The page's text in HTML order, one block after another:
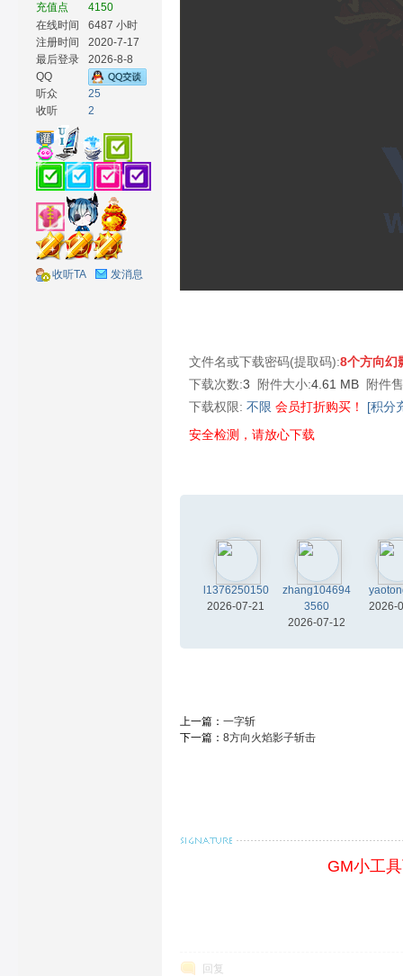
充值点
4150
在线时间
6487 小时
注册时间
2020-7-17
最后登录
2026-8-8
QQ
听众
25
收听
2
收听TA 发消息
文件名或下载密码(提取码):8个方向幻
下载次数:3 附件大小:4.61 MB
附件
下载权限: 不限 会员打折购买！
[积分
安全检测，请放心下载
l1376250150
2026-07-21
zhang104694
3560
2026-07-12
2026-
上一篇： 一字斩
下一篇： 8方向火焰影子斩击
GM小工
回复